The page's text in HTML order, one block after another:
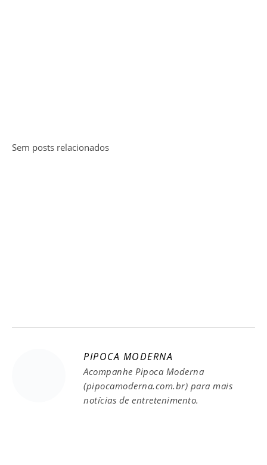
Sem posts relacionados
PIPOCA MODERNA
Acompanhe Pipoca Moderna
(pipocamoderna.com.br) para mais
notícias de entretenimento.